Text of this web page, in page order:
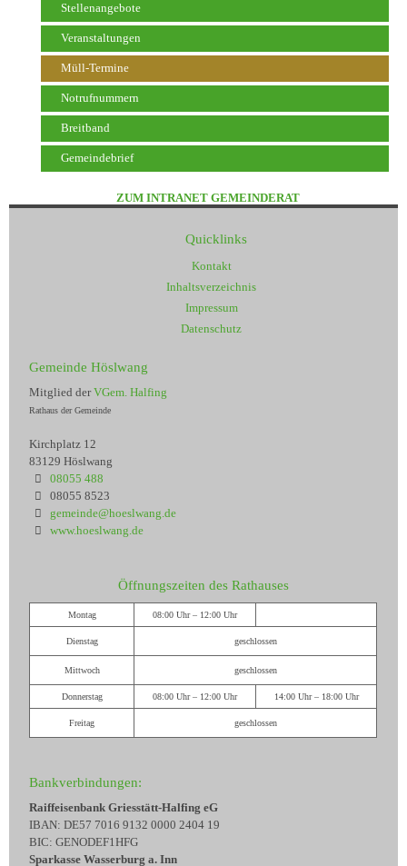
Stellenangebote
Veranstaltungen
Müll-Termine
Notrufnummern
Breitband
Gemeindebrief
ZUM INTRANET GEMEINDERAT
Quicklinks
Kontakt
Inhaltsverzeichnis
Impressum
Datenschutz
Gemeinde Höslwang
Mitglied derVGem. Halfing
Rathaus der Gemeinde
Kirchplatz 12
83129 Höslwang
08055 488
08055 8523
gemeinde@hoeslwang.de
www.hoeslwang.de
Öffnungszeiten des Rathauses
Montag 08:00 Uhr – 12:00 Uhr
Dienstag geschlossen
Mittwoch geschlossen
Donnerstag 08:00 Uhr – 12:00 Uhr 14:00 Uhr – 18:00 Uhr
Freitag geschlossen
Bankverbindungen:
Raiffeisenbank Griesstätt-Halfing eG
IBAN: DE57 7016 9132 0000 2404 19
BIC: GENODEF1HFG
Sparkasse Wasserburg a. Inn